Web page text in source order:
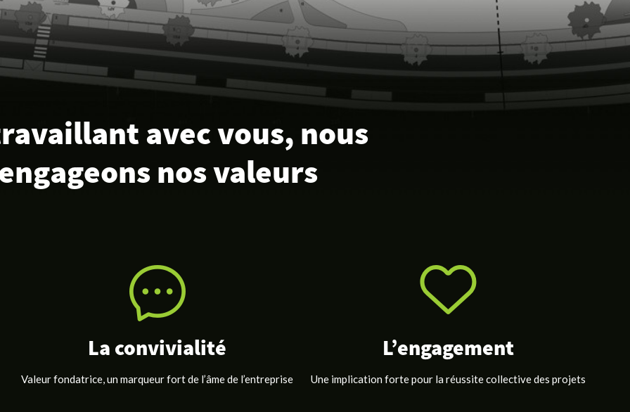
avec vous, nous
nos valeurs
La convivialité
Valeur fondatrice, un marqueur fort de l’âme de l’entreprise
L’engagement
Une implication forte pour la réussite collective des projets